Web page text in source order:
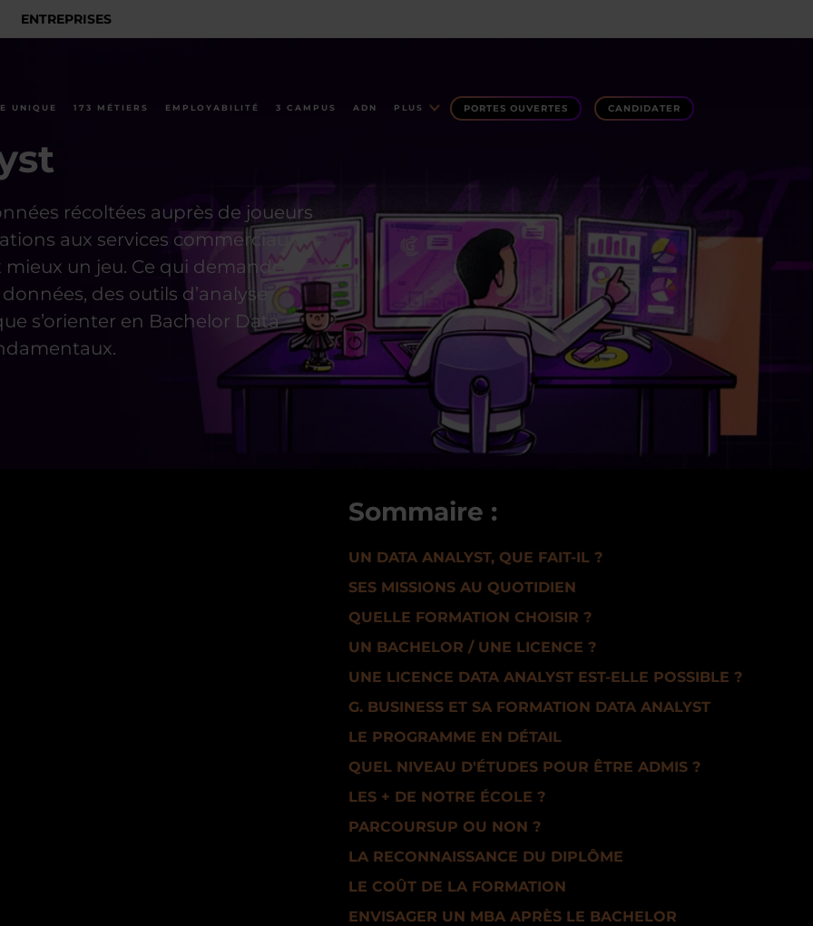
ENTREPRISES
UNIQUE 173 MÉTIERS EMPLOYABILITÉ 3 CAMPUS ADN PLUS PORTES OUVERTES CANDIDATER
récoltées auprès de joueurs
aux services commerciaux,
un jeu. Ce qui demande
des outils d’analyse
s’orienter en Bachelor Data
Sommaire :
UN DATA ANALYST, QUE FAIT-IL ?
SES MISSIONS AU QUOTIDIEN
QUELLE FORMATION CHOISIR ?
UN BACHELOR / UNE LICENCE ?
UNE LICENCE DATA ANALYST EST-ELLE POSSIBLE ?
G. BUSINESS ET SA FORMATION DATA ANALYST
LE PROGRAMME EN DÉTAIL
QUEL NIVEAU D'ÉTUDES POUR ÊTRE ADMIS ?
LES + DE NOTRE ÉCOLE ?
PARCOURSUP OU NON ?
LA RECONNAISSANCE DU DIPLÔME
LE COÛT DE LA FORMATION
ENVISAGER UN MBA APRÈS LE BACHELOR